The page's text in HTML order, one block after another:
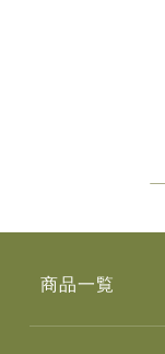
商品一覧